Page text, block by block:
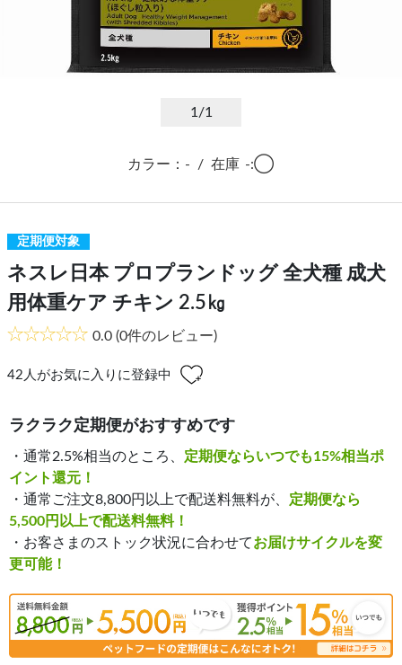
1/1
カラー：- / 在庫 -:◯
定期便対象
ネスレ日本 プロプランドッグ 全犬種 成犬
用体重ケア チキン 2.5㎏
0.0 (0件のレビュー)
42 人がお気に入りに登録中
ラクラク定期便がおすすめです
・通常2.5%相当のところ、 定期便ならいつでも15%相当ポ
イント還元！
・通常ご注文8,800円以上で配送料無料が、 定期便なら
5,500円以上で配送料無料！
・お客さまのストック状況に合わせてお届けサイクルを変
更可能！